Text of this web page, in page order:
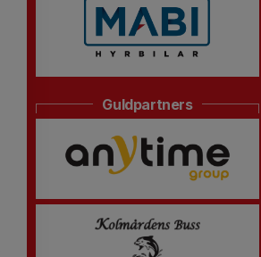
Guldpartners